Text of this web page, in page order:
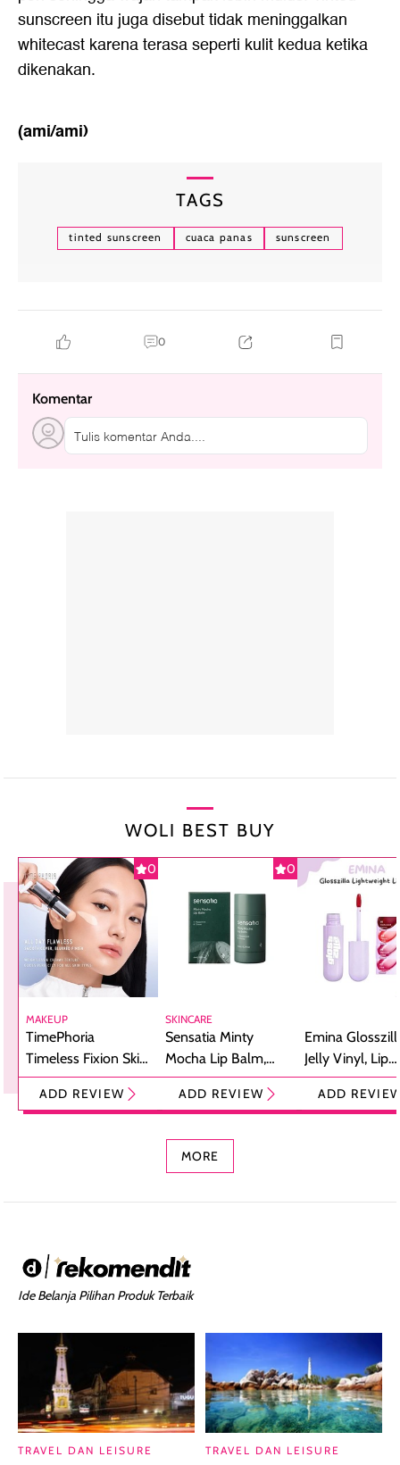
sunscreen itu juga disebut tidak meninggalkan
whitecast karena terasa seperti kulit kedua ketika
dikenakan.
(ami/ami)
TAGS
tinted sunscreen cuaca panas sunscreen
0
Komentar
Tulis komentar Anda....
WOLI BEST BUY
0
MAKEUP
TimePhoria
Timeless Fixion Skin
Tint Stick,
Foundation dan
ADD REVIEW
0
SKINCARE
Sensatia Minty
Mocha Lip Balm,
Pelembap Bibir
dengan Aroma
ADD REVIEW
Emina
Jelly Vinyl, Lip
Cream Glossy
Ringan
ADD
MORE
Ide Belanja Pilihan Produk Terbaik
TRAVEL DAN LEISURE TRAVEL DAN LEISURE